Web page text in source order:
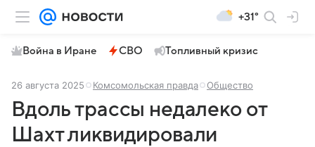
+31°
Война в Иране СВО Топливный кризис
26 августа 2025 Комсомольская правда Общество
Вдоль трассы недалеко от
Шахт ликвидировали